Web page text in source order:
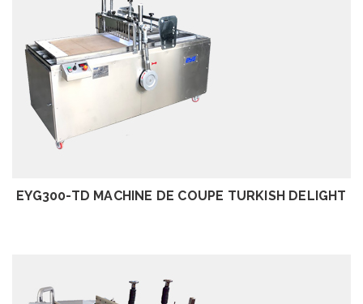
EYG300-TD MACHINE DE COUPE TURKISH DELIGHT